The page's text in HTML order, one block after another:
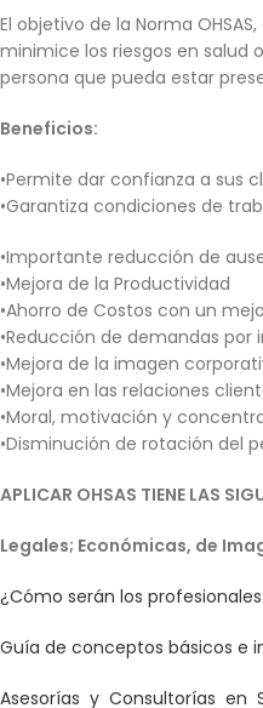
El objetivo de la Norma
minimice los riesgos en salud
persona que pueda estar
Beneficios:
•Permite dar confianza a sus
•Garantiza condiciones de
•Importante reducción de
•Mejora de la Productividad
•Ahorro de Costos con un
•Reducción de demandas
•Mejora de la imagen
•Mejora en las relaciones
•Moral, motivación y
•Disminución de rotación del
APLICAR OHSAS TIENE LAS
Legales; Económicas, de
¿Cómo serán los
Guía de conceptos básicos e
Asesorías y Consultorías en